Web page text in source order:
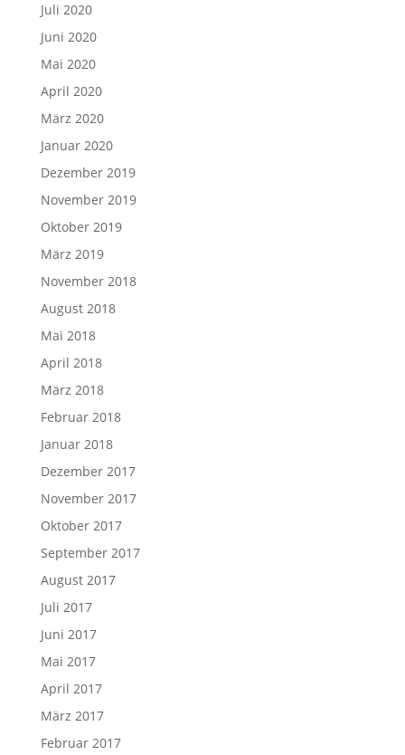
Juli 2020
Juni 2020
Mai 2020
April 2020
März 2020
Januar 2020
Dezember 2019
November 2019
Oktober 2019
März 2019
November 2018
August 2018
Mai 2018
April 2018
März 2018
Februar 2018
Januar 2018
Dezember 2017
November 2017
Oktober 2017
September 2017
August 2017
Juli 2017
Juni 2017
Mai 2017
April 2017
März 2017
Februar 2017